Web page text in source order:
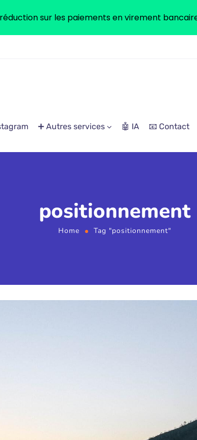
➕ Autres services 🤖 IA 📧 Contact
positionnement
Home Tag "positionnement"
réduction sur les paiements en virement